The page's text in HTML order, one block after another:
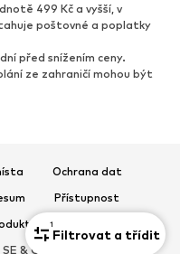
1
Filtrovat a třídit
499 Kč a vyšší, v
poštovné a poplatky
před snížením ceny.
ze zahraničí mohou být
Ochrana dat
Přístupnost
& Co. KG